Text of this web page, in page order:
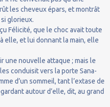
les cheveux épars, et montrât
glorieux.
Félicité, que le choc avait toute
elle, et lui donnant la main, elle
une nouvelle attaque ; mais le
conduisit vers la porte Sana-
d’un sommeil, tant l’extase de
autour d’elle, dit, au grand